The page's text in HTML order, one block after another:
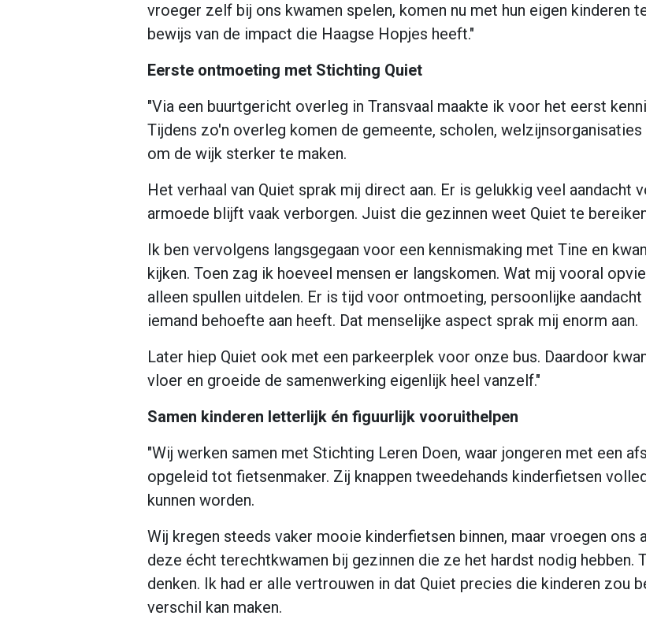
vroeger zelf bij ons kwamen spelen, komen nu met hun eigen kinderen
bewijs van de impact die Haagse Hopjes heeft."
Eerste ontmoeting met Stichting Quiet
"Via een buurtgericht overleg in Transvaal maakte ik voor het eerst
Tijdens zo'n overleg komen de gemeente, scholen,
om de wijk sterker te maken.
Het verhaal van Quiet sprak mij direct aan. Er is gelukkig veel
armoede blijft vaak verborgen. Juist die gezinnen weet Quiet te
Ik ben vervolgens langsgegaan voor een kennismaking met Tine en
kijken. Toen zag ik hoeveel mensen er langskomen. Wat mij vooral
alleen spullen uitdelen. Er is tijd voor ontmoeting, persoonlijke
iemand behoefte aan heeft. Dat menselijke aspect sprak mij enorm aan.
Later hiep Quiet ook met een parkeerplek voor onze bus. Daardoor
vloer en groeide de samenwerking eigenlijk heel vanzelf."
Samen kinderen letterlijk én figuurlijk vooruithelpen
"Wij werken samen met Stichting Leren Doen, waar jongeren met een
opgeleid tot fietsenmaker. Zij knappen tweedehands kinderfietsen
kunnen worden.
Wij kregen steeds vaker mooie kinderfietsen binnen, maar vroegen
deze écht terechtkwamen bij gezinnen die ze het hardst nodig hebben.
denken. Ik had er alle vertrouwen in dat Quiet precies die kinderen zou
verschil kan maken.